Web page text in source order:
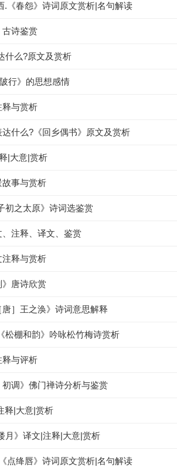
.《春怨》诗词原文赏析|名句解读
诗鉴赏
什么?原文及赏析
行》的思想感情
释与赏析
什么?《回乡偶书》原文及赏析
|大意|赏析
故事与赏析
初之太原》诗词选鉴赏
注释、译文、鉴赏
释与赏析
唐诗欣赏
］王之涣》诗词意思解释
松棚和韵》吟咏松竹梅诗赏析
释与评析
调》佛门禅诗分析与鉴赏
释|大意|赏析
月》译文|注释|大意|赏析
点绛唇》诗词原文赏析|名句解读